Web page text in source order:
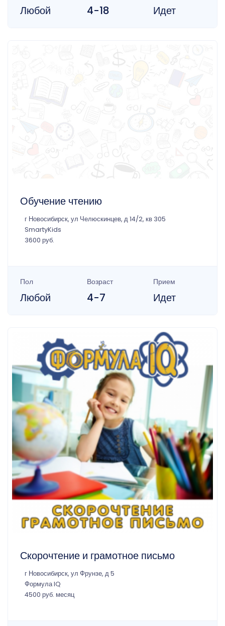
Любой 4-18 Идет
Обучение чтению
г Новосибирск, ул Челюскинцев, д 14/2, кв 305
SmartyKids
3600 руб.
Пол
Любой
Возраст
4-7
Прием
Идет
Скорочтение и грамотное письмо
г Новосибирск, ул Фрунзе, д 5
Формула IQ
4500 руб. месяц